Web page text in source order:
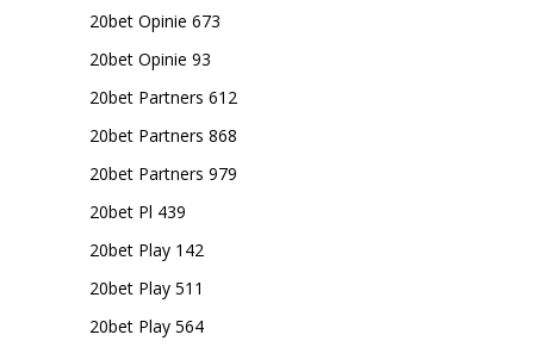
20bet Opinie 673
20bet Opinie 93
20bet Partners 612
20bet Partners 868
20bet Partners 979
20bet Pl 439
20bet Play 142
20bet Play 511
20bet Play 564